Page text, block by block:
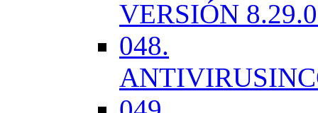
VERSIÓN
048.